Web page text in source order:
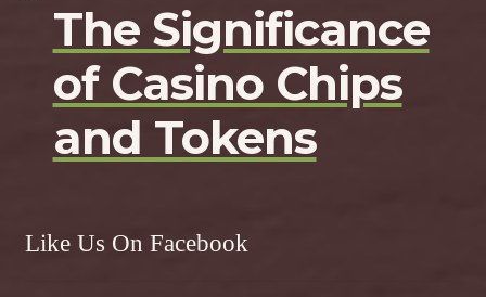
The Significance
of Casino Chips
and Tokens
Like Us On Facebook